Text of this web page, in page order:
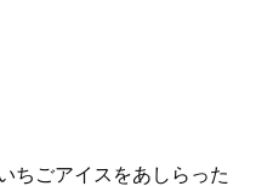
ちごアイスをあしらった